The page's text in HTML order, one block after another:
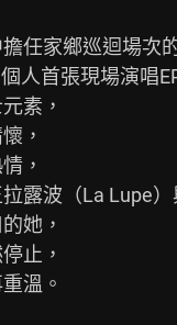
任家鄉巡迴場次
人首張現場演唱
素，
，
，
露波（La Lupe
她，
止，
溫。